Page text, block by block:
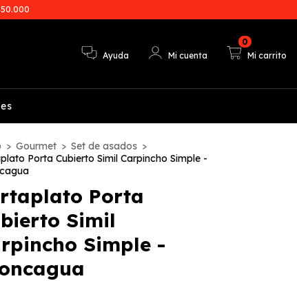
Ayuda Mi cuenta Mi carrito
0
> Gourmet > Set de asados >
Porta Cubierto Simil Carpincho Simple -
Porta
Simil
Simple -